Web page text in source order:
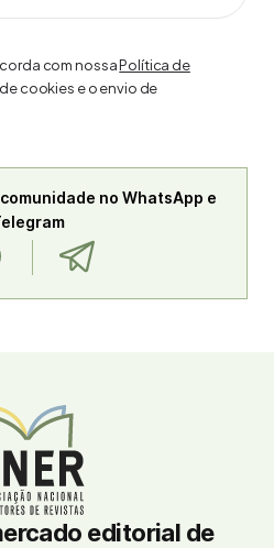
com nossaPolítica de
cookies e o envio de
no WhatsApp e
editorial de